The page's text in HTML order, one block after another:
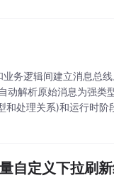
务逻辑间建立消息总
动解析原始消息为强类
处理关系)和运行时阶
自定义下拉刷